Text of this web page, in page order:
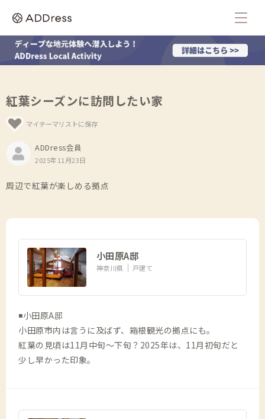
紅葉シーズンに訪問したい家
マイテーマリストに保存
ADDress会員
2025年11月23日
周辺で紅葉が楽しめる拠点
小田原A邸
神奈川県 戸建て
◾️小田原A邸
小田原市内は言うに及ばず、箱根観光の拠点にも。
紅葉の見頃は11月中旬〜下旬？2025年は、11月初旬だと
少し早かった印象。